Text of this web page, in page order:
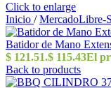
Click to enlarge
Inicio / MercadoLibre-
Batidor de Mano
$ 121.51.$ 115.43El
Back to products